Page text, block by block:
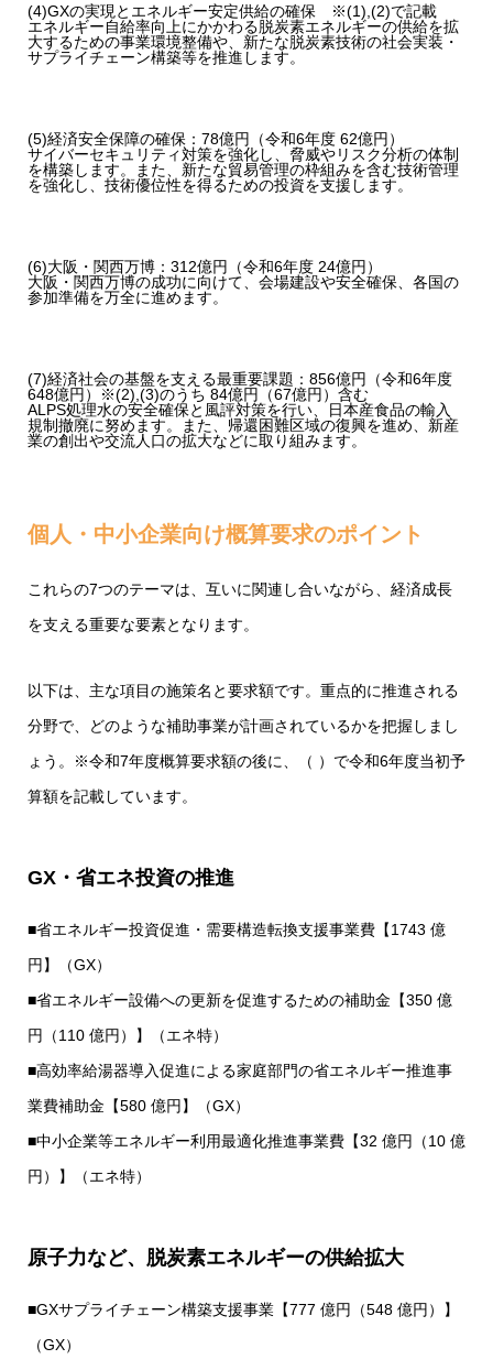
(4)GXの実現とエネルギー安定供給の確保 ※(1),(2)で記載
エネルギー自給率向上にかかわる脱炭素エネルギーの供給を拡
大するための事業環境整備や、新たな脱炭素技術の社会実装・
サプライチェーン構築等を推進します。
(5)経済安全保障の確保：78億円
（令和6年度 62億円）
サイバーセキュリティ対策を強化し、脅威やリスク分析の体制
を構築します。また、新たな貿易管理の枠組みを含む技術管理
を強化し、技術優位性を得るための投資を支援します。
(6)大阪・関西万博：312億円
（令和6年度 24億円）
大阪・関西万博の成功に向けて、会場建設や安全確保、各国の
参加準備を万全に進めます。
(7)経済社会の基盤を支える最重要課題：856億円
（令和6年度
648億円）
※(2),(3)のうち 84億円（67億円）含む
ALPS処理水の安全確保と風評対策を行い、日本産食品の輸入
規制撤廃に努めます。また、帰還困難区域の復興を進め、新産
業の創出や交流人口の拡大などに取り組みます。
個人・中小企業向け概算要求のポイント
これらの7つのテーマは、互いに関連し合いながら、経済成長
を支える重要な要素となります。
以下は、主な項目の施策名と要求額です。重点的に推進される
分野で、どのような補助事業が計画されているかを把握しまし
ょう。※令和7年度概算要求額の後に、（ ）で令和6年度当初予
算額を記載しています。
GX・省エネ投資の推進
■省エネルギー投資促進・需要構造転換支援事業費【1743 億
円】（GX）
■省エネルギー設備への更新を促進するための補助金【350 億
円（110 億円）】（エネ特）
■高効率給湯器導入促進による家庭部門の省エネルギー推進事
業費補助金【580 億円】（GX）
■中小企業等エネルギー利用最適化推進事業費【32 億円（10 億
円）】（エネ特）
原子力など、脱炭素エネルギーの供給拡大
■GXサプライチェーン構築支援事業【777 億円（548 億円）】
（GX）